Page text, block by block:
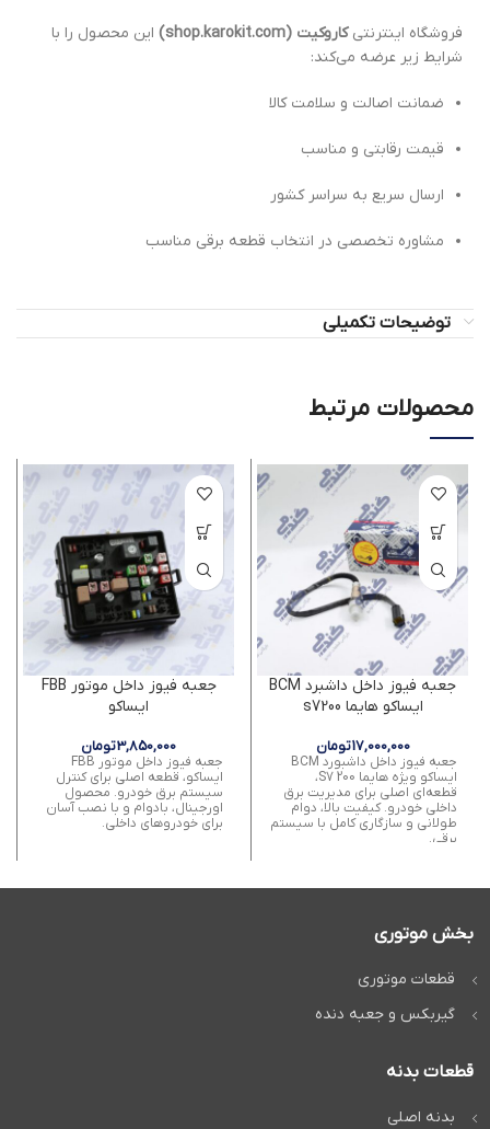
فروشگاه اینترنتیکاروکیت (shop.karokit.com)
این محصول را با
شرایط زیر عرضه می‌کند:
ضمانت اصالت و سلامت کالا
قیمت رقابتی و مناسب
ارسال سریع به سراسر کشور
مشاوره تخصصی در انتخاب قطعه برقی مناسب
توضیحات تکمیلی
محصولات مرتبط
جعبه فیوز داخل داشبرد BCM
ایساکو هایما s7200
17,000,000تومان
جعبه فیوز داخل داشبورد BCM
ایساکو ویژه هایما S7 200،
قطعه‌ای اصلی برای مدیریت برق
داخلی خودرو. کیفیت بالا، دوام
طولانی و سازگاری کامل با سیستم
برقی.
جعبه فیوز داخل موتور FBB
ایساکو
3,850,000تومان
جعبه فیوز داخل موتور FBB
ایساکو، قطعه اصلی برای کنترل
سیستم برق خودرو. محصول
اورجینال، بادوام و با نصب آسان
برای خودروهای داخلی.
بخش موتوری
قطعات موتوری
گیربکس و جعبه دنده
قطعات بدنه
بدنه اصلی